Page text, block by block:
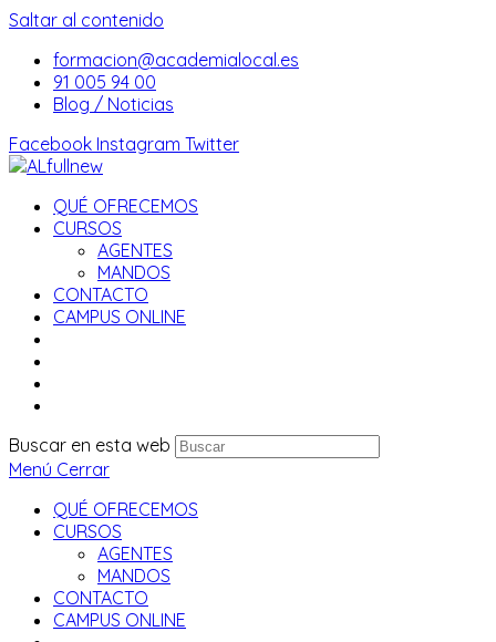
Saltar al contenido
formacion@academialocal.es
91 005 94 00
Blog / Noticias
Facebook Instagram Twitter
QUÉ OFRECEMOS
CURSOS
AGENTES
MANDOS
CONTACTO
CAMPUS ONLINE
Buscar en esta web
Menú Cerrar
QUÉ OFRECEMOS
CURSOS
AGENTES
MANDOS
CONTACTO
CAMPUS ONLINE